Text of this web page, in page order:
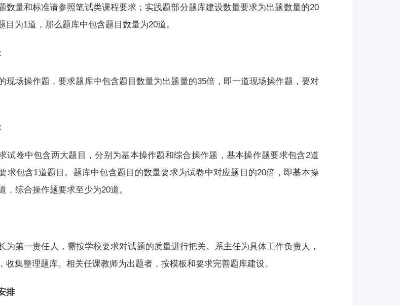
数量和标准请参照笔试类课程要求；实践题部分题库建设数量要求为出题数量的20
目为1道，那么题库中包含题目数量为20道。
现场操作题，要求题库中包含题目数量为出题量的35倍，即一道现场操作题，要对
试卷中包含两大题目，分别为基本操作题和综合操作题，基本操作题要求包含2道
求包含1道题目。题库中包含题目的数量要求为试卷中对应题目的20倍，即基本操
，综合操作题要求至少为20道。
为第一责任人，需按学校要求对试题的质量进行把关。系主任为具体工作负责人，
收集整理题库。相关任课教师为出题者，按模板和要求完善题库建设。
排